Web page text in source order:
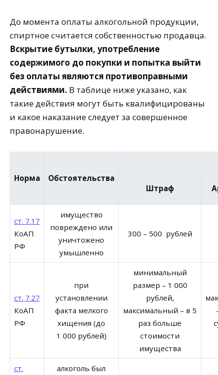
До момента оплаты алкогольной продукции,
спиртное считается собственностью продавца.
Вскрытие бутылки, употребление
содержимого до покупки и попытка выйти
без оплаты являются противоправными
действиями. В таблице ниже указано, как
такие действия могут быть квалифицированы
и какое наказание следует за совершенное
правонарушение.
Норма
Обстоятельства
Штраф
ст. 7.17
КоАП
РФ
имущество
повреждено или
уничтожено
умышленно
300 – 500 рублей
ст. 7.27
КоАП
РФ
при
установлении
факта мелкого
хищения (до
1 000 рублей)
минимальный
размер – 1 000
рублей,
максимальный – в 5
раз больше
стоимости
имущества
ст.
алкоголь был